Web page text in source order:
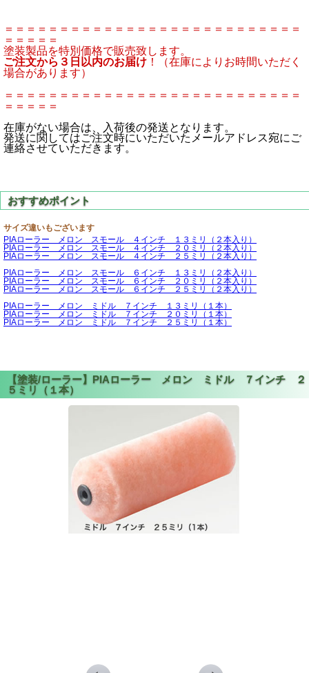
＝＝＝＝＝＝＝＝＝＝＝＝＝＝＝＝＝＝＝＝＝＝＝＝＝＝＝
＝＝＝＝＝
塗装製品を特別価格で販売致します。
ご注文から３日以内のお届け ！（在庫によりお時間いただく
場合があります）
＝＝＝＝＝＝＝＝＝＝＝＝＝＝＝＝＝＝＝＝＝＝＝＝＝＝＝
＝＝＝＝＝
在庫がない場合は、入荷後の発送となります。
発送に関してはご注文時にいただいたメールアドレス宛にご
連絡させていただきます。
サイズ違いもございます
PIAローラー メロン スモール ４インチ １３ミリ（２本入り）
PIAローラー メロン スモール ４インチ ２０ミリ（２本入り）
PIAローラー メロン スモール ４インチ ２５ミリ（２本入り）
PIAローラー メロン スモール ６インチ １３ミリ（２本入り）
PIAローラー メロン スモール ６インチ ２０ミリ（２本入り）
PIAローラー メロン スモール ６インチ ２５ミリ（２本入り）
PIAローラー メロン ミドル ７インチ １３ミリ（１本）
PIAローラー メロン ミドル ７インチ ２０ミリ（１本）
PIAローラー メロン ミドル ７インチ ２５ミリ（１本）